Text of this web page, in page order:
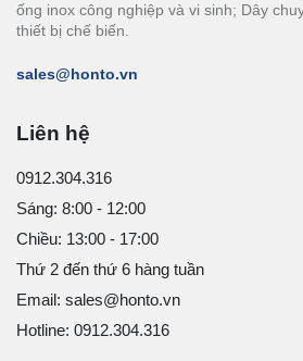
ống inox công nghiệp và vi sinh; Dây
thiết bị chế biến.
sales@honto.vn
Liên hệ
0912.304.316
Sáng: 8:00 - 12:00
Chiều: 13:00 - 17:00
Thứ 2 đến thứ 6 hàng tuần
Email: sales@honto.vn
Hotline: 0912.304.316